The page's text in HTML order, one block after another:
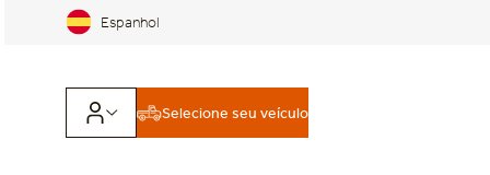
Espanhol
Selecione seu veículo